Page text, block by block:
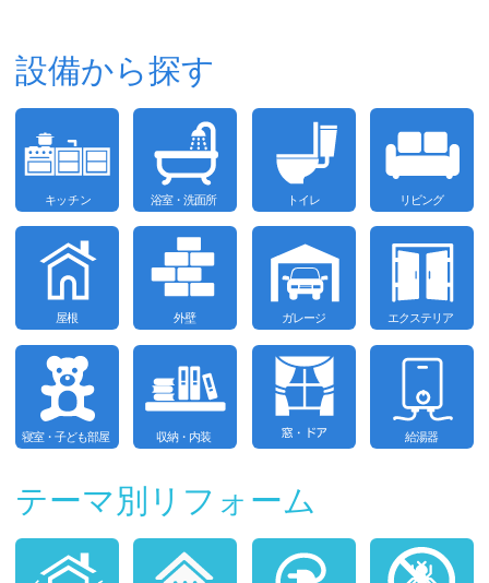
設備から探す
テーマ別リフォーム